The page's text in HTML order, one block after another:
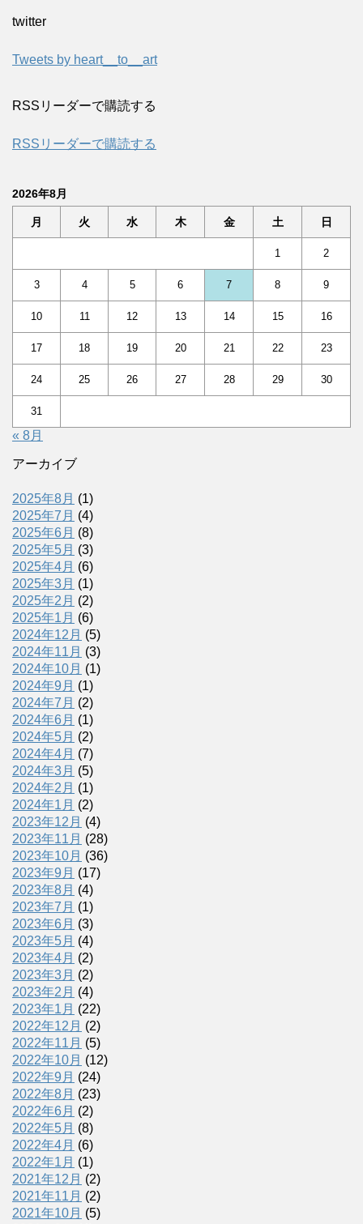
twitter
Tweets by heart__to__art
RSSリーダーで購読する
RSSリーダーで購読する
2026年8月
月 火 水 木 金 土 日
1 2
3 4 5 6 7 8 9
10 11 12 13 14 15 16
17 18 19 20 21 22 23
24 25 26 27 28 29 30
31
« 8月
アーカイブ
2025年8月 (1)
2025年7月 (4)
2025年6月 (8)
2025年5月 (3)
2025年4月 (6)
2025年3月 (1)
2025年2月 (2)
2025年1月 (6)
2024年12月 (5)
2024年11月 (3)
2024年10月 (1)
2024年9月 (1)
2024年7月 (2)
2024年6月 (1)
2024年5月 (2)
2024年4月 (7)
2024年3月 (5)
2024年2月 (1)
2024年1月 (2)
2023年12月 (4)
2023年11月 (28)
2023年10月 (36)
2023年9月 (17)
2023年8月 (4)
2023年7月 (1)
2023年6月 (3)
2023年5月 (4)
2023年4月 (2)
2023年3月 (2)
2023年2月 (4)
2023年1月 (22)
2022年12月 (2)
2022年11月 (5)
2022年10月 (12)
2022年9月 (24)
2022年8月 (23)
2022年6月 (2)
2022年5月 (8)
2022年4月 (6)
2022年1月 (1)
2021年12月 (2)
2021年11月 (2)
2021年10月 (5)